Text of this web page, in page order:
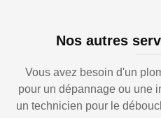
Nos autres
Vous avez besoin d'un
pour un dépannage ou une
un technicien pour le